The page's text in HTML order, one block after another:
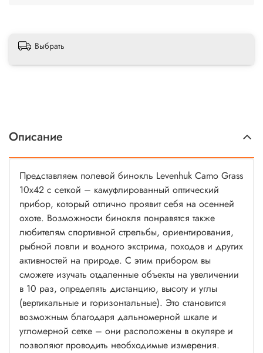
Выбрать
Описание
Представляем полевой бинокль Levenhuk Camo Grass
10x42 с сеткой – камуфлированный оптический
прибор, который отлично проявит себя на осенней
охоте. Возможности бинокля понравятся также
любителям спортивной стрельбы, ориентирования,
рыбной ловли и водного экстрима, походов и других
активностей на природе. С этим прибором вы
сможете изучать отдаленные объекты на увеличении
в 10 раз, определять дистанцию, высоту и углы
(вертикальные и горизонтальные). Это становится
возможным благодаря дальномерной шкале и
угломерной сетке – они расположены в окуляре и
позволяют проводить необходимые измерения.